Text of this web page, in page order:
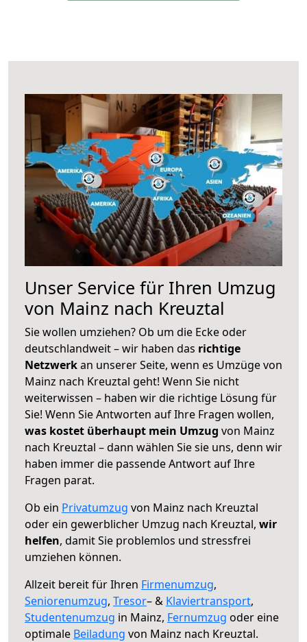
Unser Service für Ihren Umzug
von Mainz nach Kreuztal
Sie wollen umziehen? Ob um die Ecke oder
deutschlandweit – wir haben das richtige
Netzwerkan unserer Seite, wenn es Umzüge von
Mainz nach Kreuztal geht! Wenn Sie nicht
weiterwissen – haben wir die richtige Lösung für
Sie! Wenn Sie Antworten auf Ihre Fragen wollen,
was kostet überhaupt mein Umzug von Mainz
nach Kreuztal – dann wählen Sie sie uns, denn wir
haben immer die passende Antwort auf Ihre
Fragen parat.
Ob ein Privatumzug von Mainz nach Kreuztal
oder ein gewerblicher Umzug nach Kreuztal, wir
helfen, damit Sie problemlos und stressfrei
umziehen können.
Allzeit bereit für Ihren Firmenumzug,
Seniorenumzug, Tresor– & Klaviertransport,
Studentenumzug in Mainz, Fernumzug oder eine
optimale Beiladung von Mainz nach Kreuztal.